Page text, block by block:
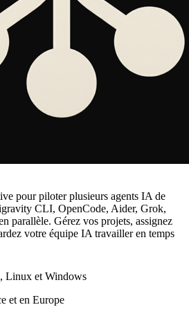
pour piloter plusieurs agents IA de
CLI, OpenCode, Aider, Grok,
parallèle. Gérez vos projets, assignez
votre équipe IA travailler en temps
Linux et Windows
et en Europe